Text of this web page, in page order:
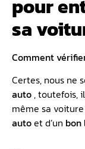
pour
sa
Comment
Certes, nous ne
auto , toutefois,
même sa voiture
autoet d’un